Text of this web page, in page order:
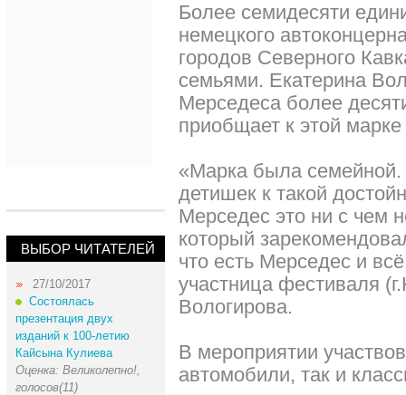
ВЫБОР ЧИТАТЕЛЕЙ
27/10/2017
Состоялась
презентация двух
изданий к 100-летию
Кайсына Кулиева
Оценка: Великолепно!,
голосов(11)
Более семидесяти
немецкого
городов Северного
семьями. Екатерина
Мерседеса более
приобщает к этой марке
«Марка была
детишек к такой
Мерседес это ни с чем
который
что есть Мерседес и
участница фестиваля
Вологирова.
В мероприятии
автомобили, так и